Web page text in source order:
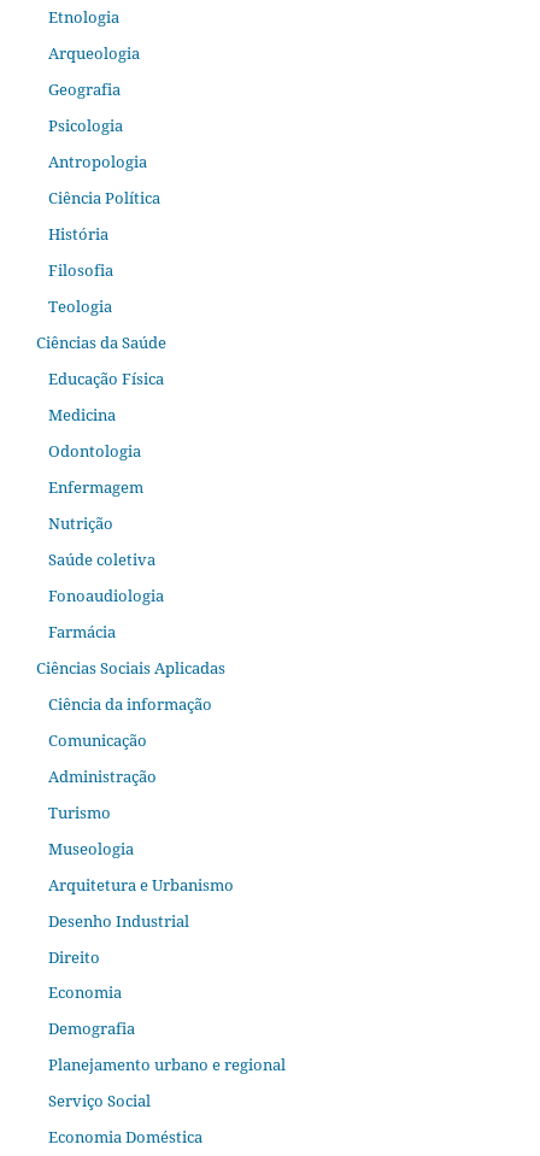
Etnologia
Arqueologia
Geografia
Psicologia
Antropologia
Ciência Política
História
Filosofia
Teologia
Ciências da Saúde
Educação Física
Medicina
Odontologia
Enfermagem
Nutrição
Saúde coletiva
Fonoaudiologia
Farmácia
Ciências Sociais Aplicadas
Ciência da informação
Comunicação
Administração
Turismo
Museologia
Arquitetura e Urbanismo
Desenho Industrial
Direito
Economia
Demografia
Planejamento urbano e regional
Serviço Social
Economia Doméstica